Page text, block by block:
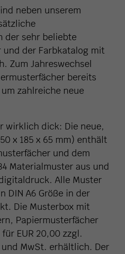
neben unserem
der sehr beliebte
und der Farbkatalog mit
Zum Jahreswechsel
bereits
zahlreiche neue
wirklich dick: Die neue,
x 185 x 65 mm) enthält
und dem
Materialmuster aus und
Alle Muster
DIN A6 Größe in der
Die Musterbox mit
Papiermusterfächer
EUR 20,00 zzgl.
und MwSt. erhältlich. Der